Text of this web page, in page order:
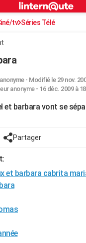
ville
S'inscrire
Connexion
tv Séries Télé
- Modifié le 29 nov.
anonyme - 16 déc. 2009 à
et barbara vont se
Partager
et barbara cabrita